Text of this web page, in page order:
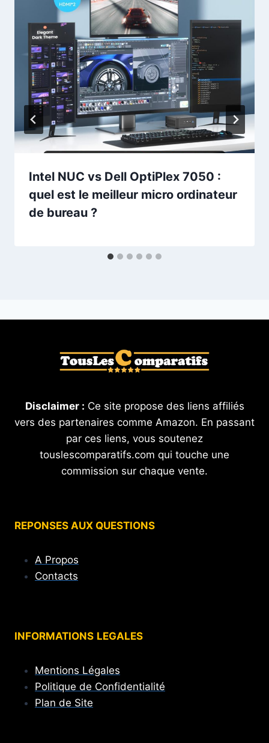
Intel NUC vs Dell OptiPlex 7050 :
quel est le meilleur micro ordinateur
de bureau ?
Disclaimer : Ce site propose des liens affiliés
vers des partenaires comme Amazon. En passant
par ces liens, vous soutenez
touslescomparatifs.com qui touche une
commission sur chaque vente.
REPONSES AUX QUESTIONS
A Propos
Contacts
INFORMATIONS LEGALES
Mentions Légales
Politique de Confidentialité
Plan de Site